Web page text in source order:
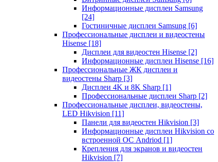
Информационные дисплеи Samsung
[24]
Гостиничные дисплеи Samsung [6]
Профессиональные дисплеи и видеостены
Hisense [18]
Дисплеи для видеостен Hisense [2]
Информационные дисплеи Hisense [16]
Профессиональные ЖК дисплеи и
видеостены Sharp [3]
Дисплеи 4K и 8K Sharp [1]
Профессиональные дисплеи Sharp [2]
Профессиональные дисплеи, видеостены,
LED Hikvision [11]
Панели для видеостен Hikvision [3]
Информационные дисплеи Hikvision со
встроенной ОС Andriod [1]
Крепления для экранов и видеостен
Hikvision [7]